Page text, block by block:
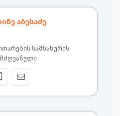
აბესაძე
სამსახურის